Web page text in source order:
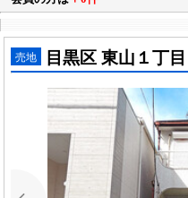
売地 目黒区 東山１丁目